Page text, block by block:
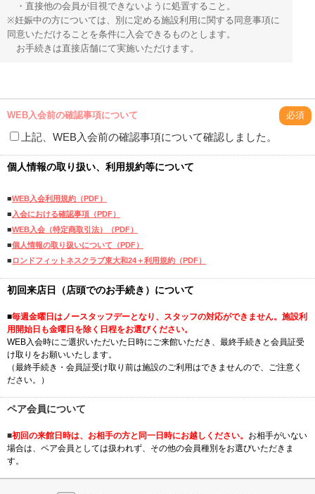
・直接他の会員が目視できないように処置すること。
※妊娠中の方については、別に定める施設利用に関する同意事項に
同意いただけることを条件に入会できるものとします。
お手続きは直接店舗にて実施いただけます。
WEB入会前の確認事項について 必須
上記、WEB入会前の確認事項について確認しました。
個人情報の取り扱い、利用規約等について
■WEB入会利用規約（PDF）
■入会における確認事項（PDF）
■WEB入会（特定商取引法）（PDF）
■個人情報の取り扱いについて（PDF）
■ ロンドフィットネスクラブ東大和24＋利用規約（PDF）
初回来店日（店頭でのお手続き）について
■毎週金曜日はノースタッフデーとなり、スタッフの対応ができません。施設利
用開始日も金曜日を除く日程をお選びください。
WEB入会時にご選択いただいた日時にご来館いただき、最終手続きと会員証受
け取りをお願いいたします。
（最終手続き・会員証受け取り前は施設のご利用はできませんので、ご注意く
ださい。）
ペア会員について
■初回の来館日時は、お相手の方と同一日時にお越しください。 お相手がいない
場合は、ペア会員としては扱われず、その他の会員種別をお選びいただきま
す。